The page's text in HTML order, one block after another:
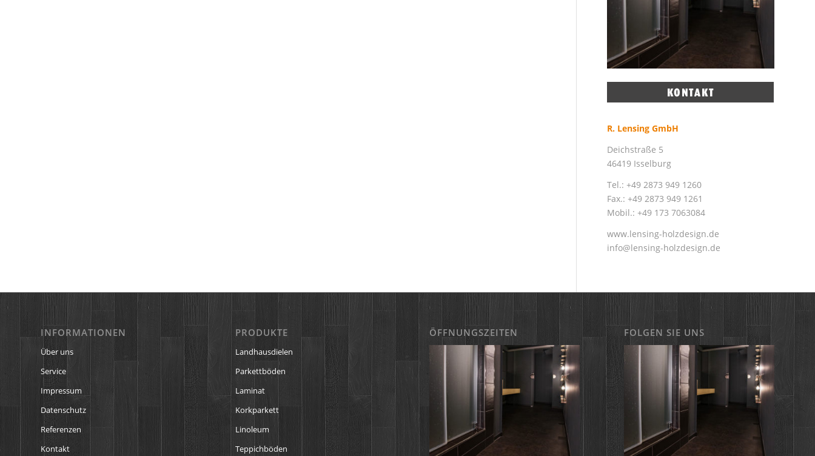
R. Lensing GmbH
Deichstraße 5
46419 Isselburg
Tel.: +49 2873 949 1260
Fax.: +49 2873 949 1261
Mobil.: +49 173 7063084
www.lensing-holzdesign.de
info@lensing-holzdesign.de
INFORMATIONEN
Über uns
Service
Impressum
Datenschutz
Referenzen
Kontakt
PRODUKTE
Landhausdielen
Parkettböden
Laminat
Korkparkett
Linoleum
Teppichböden
ÖFFNUNGSZEITEN FOLGEN SIE UNS